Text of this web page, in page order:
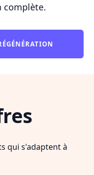
complète.
qui s'adaptent à